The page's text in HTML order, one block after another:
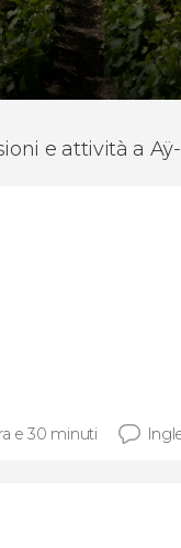
e attività a
e 30 minuti